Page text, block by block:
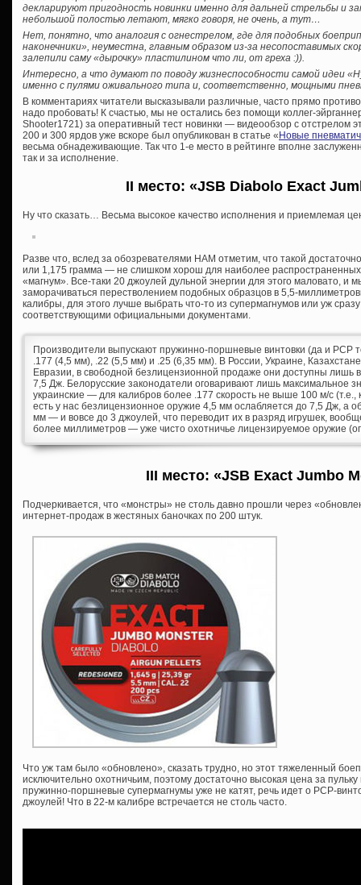
декларируют пригодность новинки именно для дальней стрельбы и
небольшой полостью летают, мягко говоря, не очень, а тут…
Нет, понятно, что аналогия с огнестрелом, где для подобных
наконечники», неуместна, главным образом из-за несопоставимых
залепили саму «дырочку» пластилином что ли, от греха :)).
Интересно, а что думают по поводу жизнеспособности самой идеи
именно с пулями оживального типа и, соответственно, мощными
В комментариях читатели высказывали различные, часто прямо
надо пробовать! К счастью, мы не остались без помощи коллег-
Shooter1721) за оперативный тест новинки — видеообзор с отстрелом
200 и 300 ярдов уже вскоре был опубликован в статье « Новые
весьма обнадеживающие. Так что 1-е место в рейтинге вполне
так и за исполнение.
II место: «JSB Diabolo Exact
Ну что сказать… Весьма высокое качество исполнения и приемлемая
Разве что, вслед за обозревателями HAM отметим, что такой
или 1,175 грамма — не слишком хорош для наиболее
«магнум». Все-таки 20 джоулей дульной энергии для этого маловато, и
заморачиваться перестволением подобных образцов в 5,5-
калибры, для этого лучше выбрать что-то из супермагнумов или уж
соответствующими официальными документами.
Производители выпускают пружинно-поршневые винтовки (да и PCP
.177 (4,5 мм), .22 (5,5 мм) и .25 (6,35 мм). В России, Украине,
Евразии, в свободной безлицензионной продаже они доступны лишь
7,5 Дж. Белорусские законодатели оговаривают лишь максимальное
украинские — для калибров более .177 скорость не выше 100 м/с (т.е.,
есть у нас безлицензионное оружие 4,5 мм ослабляется до 7,5 Дж, а
мм — и вовсе до 3 джоулей, что переводит их в разряд игрушек,
более миллиметров — уже чисто охотничье лицензируемое оружие
III место: «JSB Exact Jumbo
Подчеркивается, что «монстры» не столь давно прошли через
интернет-продаж в жестяных баночках по 200 штук.
Что уж там было «обновлено», сказать трудно, но этот тяжеленный
исключительно охотничьим, поэтому достаточно высокая цена за
пружинно-поршневые супермагнумы уже не катят, речь идет о PCP-
джоулей! Что в 22-м калибре встречается не столь часто.